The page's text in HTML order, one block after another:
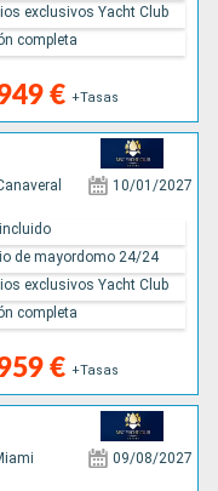
€ +Tasas
exclusivos Yacht Club
completa
10/01/2027
€ +Tasas
de mayordomo 24/24
exclusivos Yacht Club
completa
09/08/2027